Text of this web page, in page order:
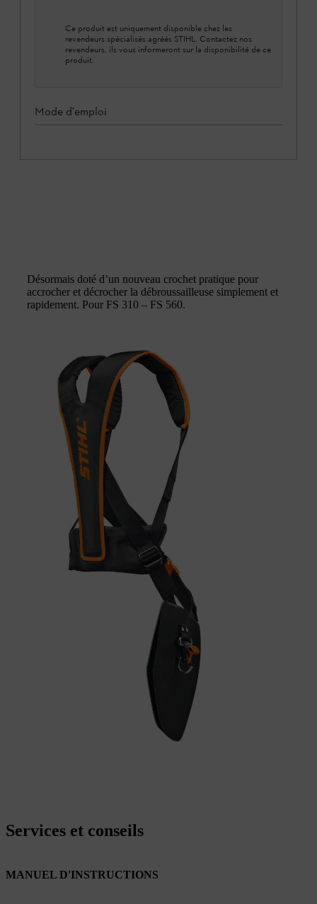
Ce produit est uniquement disponible chez les
revendeurs spécialisés agréés STIHL. Contactez nos
revendeurs, ils vous informeront sur la disponibilité de ce
produit.
Mode d'emploi
Désormais doté d’un nouveau crochet pratique pour
accrocher et décrocher la débroussailleuse simplement et
rapidement. Pour FS 310 – FS 560.
Services et conseils
MANUEL D'INSTRUCTIONS